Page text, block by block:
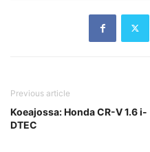
Previous article
Koeajossa: Honda CR-V 1.6 i-
DTEC